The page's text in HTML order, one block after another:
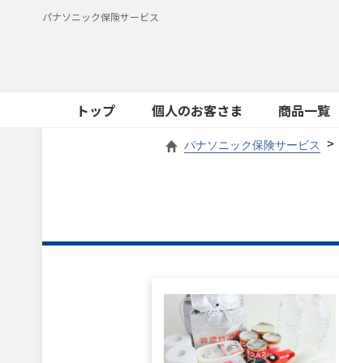
パナソニック保険サービス
トップ 個人のお客さま 商品一覧
パナソニック保険サービス